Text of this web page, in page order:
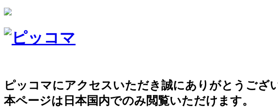
ピッコマにアクセスいただき誠にありがとうござ
本ページは日本国内でのみ閲覧いただけます。